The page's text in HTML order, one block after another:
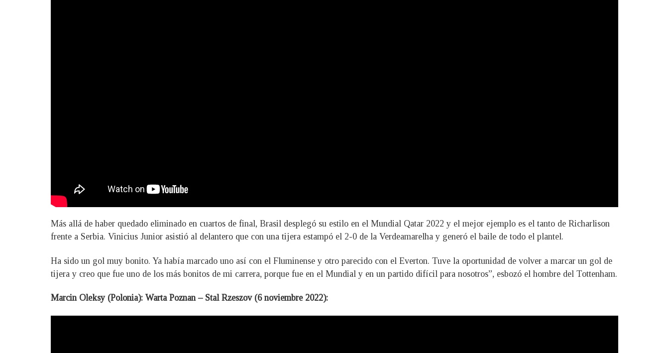
Más allá de haber quedado eliminado en cuartos de final, Brasil desplegó su estilo en el Mundial Qatar 2022 y el mejor ejemplo es el tanto de Richarlison
frente a Serbia. Vinicius Junior asistió al delantero que con una tijera estampó el 2-0 de la Verdeamarelha y generó el baile de todo el plantel.
Ha sido un gol muy bonito. Ya había marcado uno así con el Fluminense y otro parecido con el Everton. Tuve la oportunidad de volver a marcar un gol de
tijera y creo que fue uno de los más bonitos de mi carrera, porque fue en el Mundial y en un partido difícil para nosotros”, esbozó el hombre del Tottenham.
Marcin Oleksy (Polonia): Warta Poznan – Stal Rzeszov (6 noviembre 2022):